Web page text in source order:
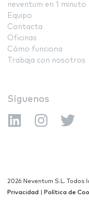
neventum en 1 minuto
Equipo
Contacta
Oficinas
Cómo funciona
Trabaja con nosotros
Síguenos
2026 Neventum S.L.
Privacidad
Política de